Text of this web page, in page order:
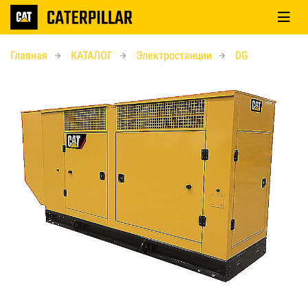
Главная КАТАЛОГ Электростанции DG